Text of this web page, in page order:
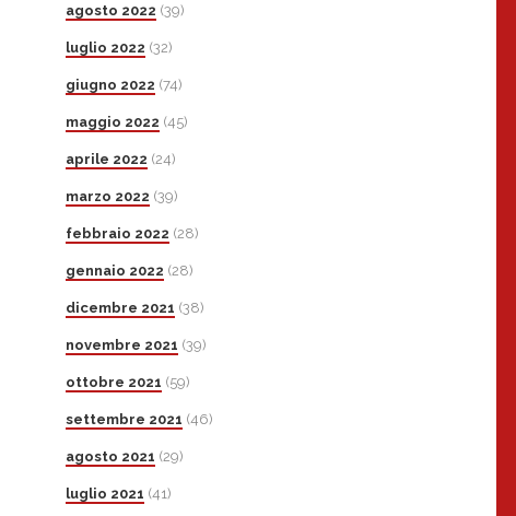
agosto 2022 (39)
luglio 2022 (32)
giugno 2022 (74)
maggio 2022 (45)
aprile 2022 (24)
marzo 2022 (39)
febbraio 2022 (28)
gennaio 2022 (28)
dicembre 2021 (38)
novembre 2021 (39)
ottobre 2021 (59)
settembre 2021 (46)
agosto 2021 (29)
luglio 2021 (41)